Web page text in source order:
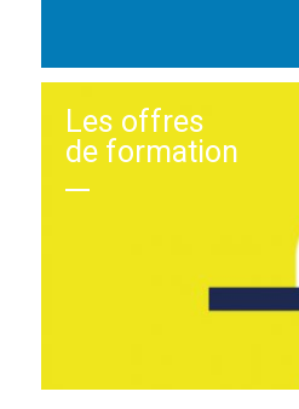
Les offres
de formation